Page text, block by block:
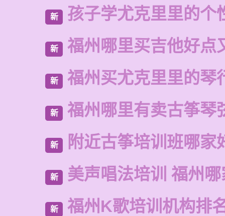
新 孩子学尤克里里的个
新 福州哪里买吉他好点
新 福州买尤克里里的琴
新 福州哪里有卖古筝琴
新 附近古筝培训班哪家
新 美声唱法培训 福州
新 福州K歌培训机构排